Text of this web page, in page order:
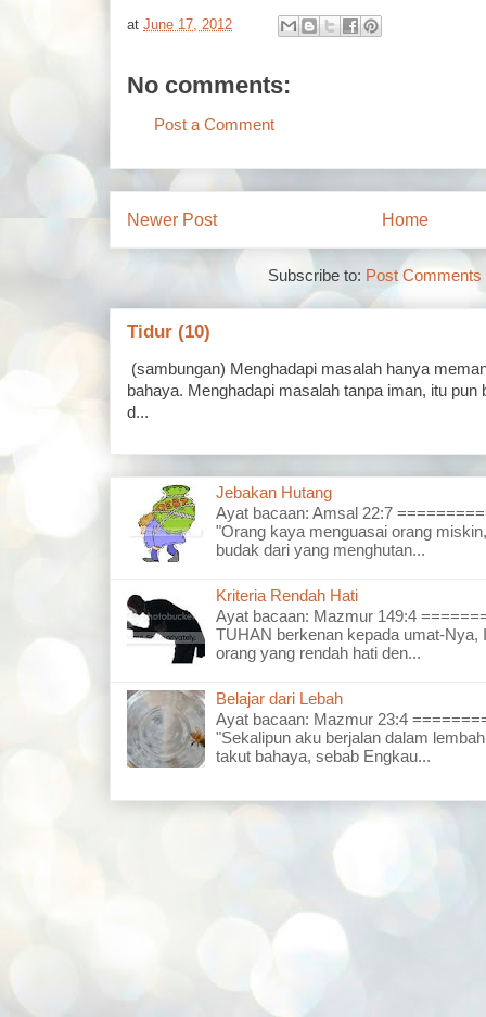
at June 17, 2012
No comments:
Post a Comment
Newer Post Home
Subscribe to: Post Comments
Tidur (10)
(sambungan) Menghadapi masalah hanya
bahaya. Menghadapi masalah tanpa iman, itu
d...
Jebakan Hutang
Ayat bacaan: Amsal 22:7
"Orang kaya menguasai orang
budak dari yang menghutan...
Kriteria Rendah Hati
Ayat bacaan: Mazmur 149:4
TUHAN berkenan kepada umat-Nya,
orang yang rendah hati den...
Belajar dari Lebah
Ayat bacaan: Mazmur 23:4
"Sekalipun aku berjalan dalam
takut bahaya, sebab Engkau...